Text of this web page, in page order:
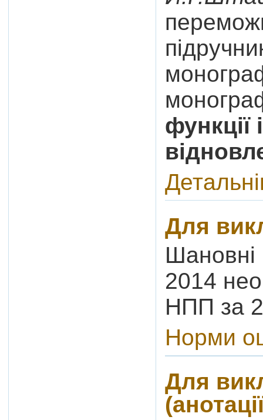
функції
Для
Шановні
2014
НПП за
Норми
Для